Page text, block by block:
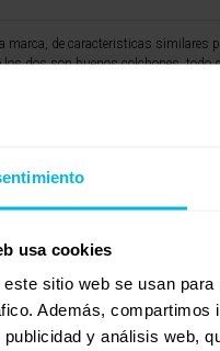
usa cookies
sitio web se usan
Además,
y análisis web,
marca, de caracteristicas similares
los dos son buenos colchones,
tendras problema con el Orto. Un